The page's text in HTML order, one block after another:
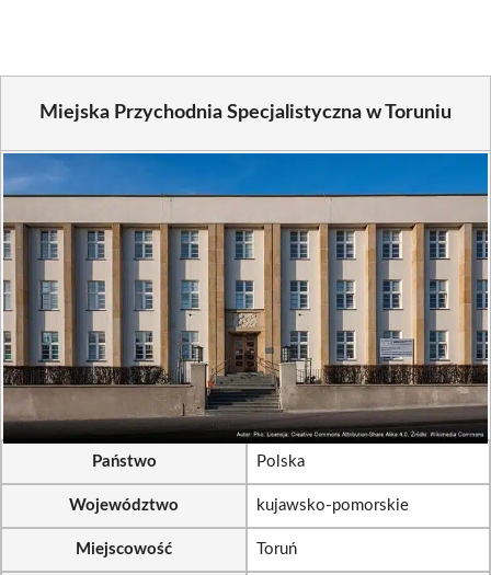
Miejska Przychodnia Specjalistyczna w Toruniu
Państwo Polska
Województwo kujawsko-pomorskie
Miejscowość Toruń